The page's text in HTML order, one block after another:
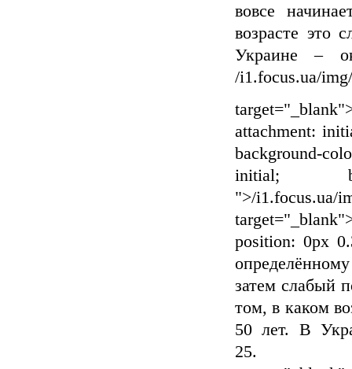
вовсе
возрасте это
Украине –
/i1.focus.ua/
attachment:
background-
initial;
">/i1.focus.ua/
position: 0px
затем слабый
том, в каком
50 лет. В